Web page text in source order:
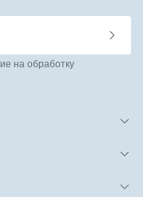
на обработку